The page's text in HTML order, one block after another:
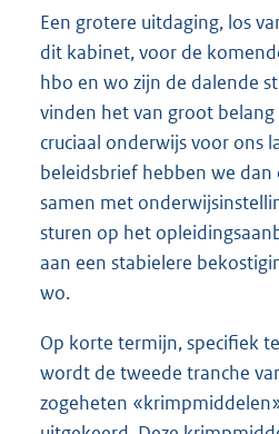
Een grotere uitdaging, los
dit kabinet, voor de
hbo en wo zijn de dalende
vinden het van groot
cruciaal onderwijs voor ons
beleidsbrief hebben we
samen met
sturen op het
aan een stabielere
wo.
Op korte termijn, specifiek
wordt de tweede tranche
zogeheten